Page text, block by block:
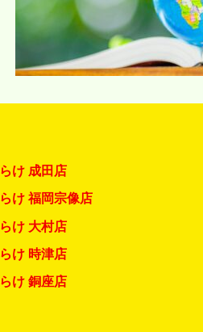
け 成田店
け 福岡宗像店
け 大村店
け 時津店
け 銅座店